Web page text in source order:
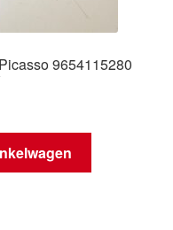
9654115280